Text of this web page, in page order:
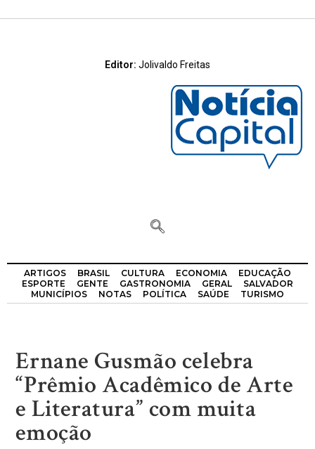
Editor: Jolivaldo Freitas
ARTIGOS BRASIL CULTURA ECONOMIA
EDUCAÇÃO
ESPORTE
GENTE GASTRONOMIA GERAL
SALVADOR
MUNICÍPIOS
NOTAS POLÍTICA SAÚDE TURISMO
Ernane Gusmão celebra
“Prêmio Acadêmico de Arte
e Literatura” com muita
emoção